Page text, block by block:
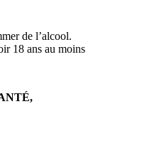
de l’alcool.
18 ans au moins